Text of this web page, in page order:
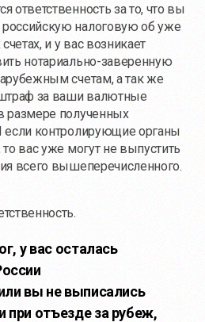
ответственность за то, что вы
налоговую об уже
и у вас возникает
нотариально-заверенную
счетам, а так же
штраф за ваши валютные
размере полученных
контролирующие органы
вас уже могут не выпустить
всего вышеперечисленного.
у вас осталась
вы не выписались
при отъезде за рубеж,